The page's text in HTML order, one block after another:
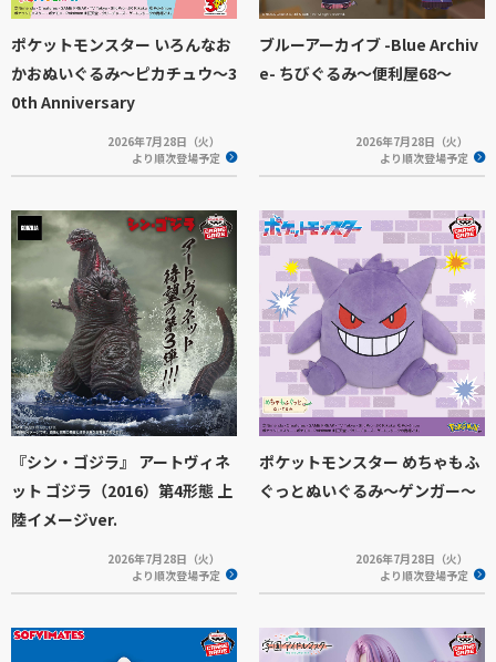
ポケットモンスター いろんなお
かおぬいぐるみ～ピカチュウ～3
0th Anniversary
2026年7月28日（火）
より順次登場予定
ブルーアーカイブ -Blue Archiv
e- ちびぐるみ～便利屋68～
2026年7月28日（火）
より順次登場予定
『シン・ゴジラ』 アートヴィネ
ット ゴジラ（2016）第4形態 上
陸イメージver.
2026年7月28日（火）
より順次登場予定
ポケットモンスター めちゃもふ
ぐっとぬいぐるみ～ゲンガー～
2026年7月28日（火）
より順次登場予定